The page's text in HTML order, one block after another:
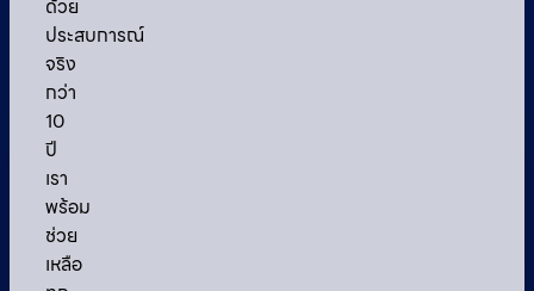
ด้วย
ประสบการณ์
จริง
กว่า
10
ปี
เรา
พร้อม
ช่วย
เหลือ